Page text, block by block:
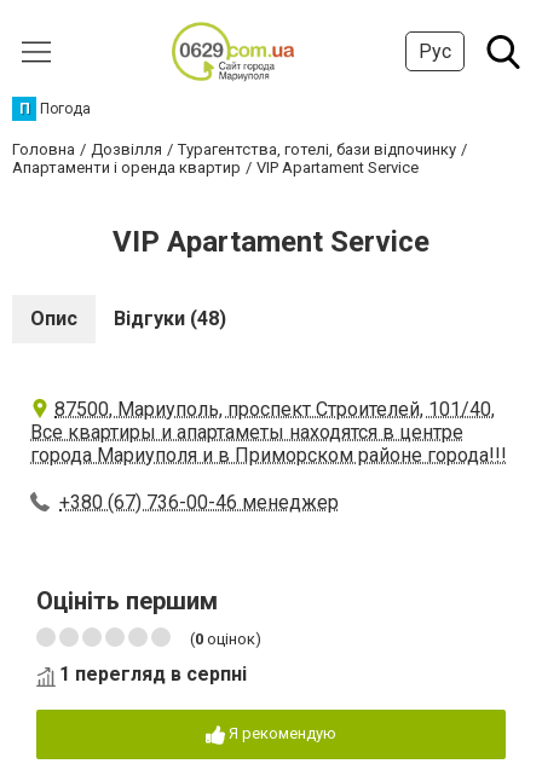
Рус
П Погода
Головна Дозвілля
Турагентства, готелі, бази відпочинку
Апартаменти і оренда квартир
VIP Apartament Service
VIP Apartament Service
Опис Відгуки (48)
87500, Мариуполь, проспект Строителей, 101/40,
Все квартиры и апартаметы находятся в центре
города Мариуполя и в Приморском районе города!!!
+380 (67) 736-00-46 менеджер
Оцініть першим
(0 оцінок)
1 перегляд в серпні
Я рекомендую